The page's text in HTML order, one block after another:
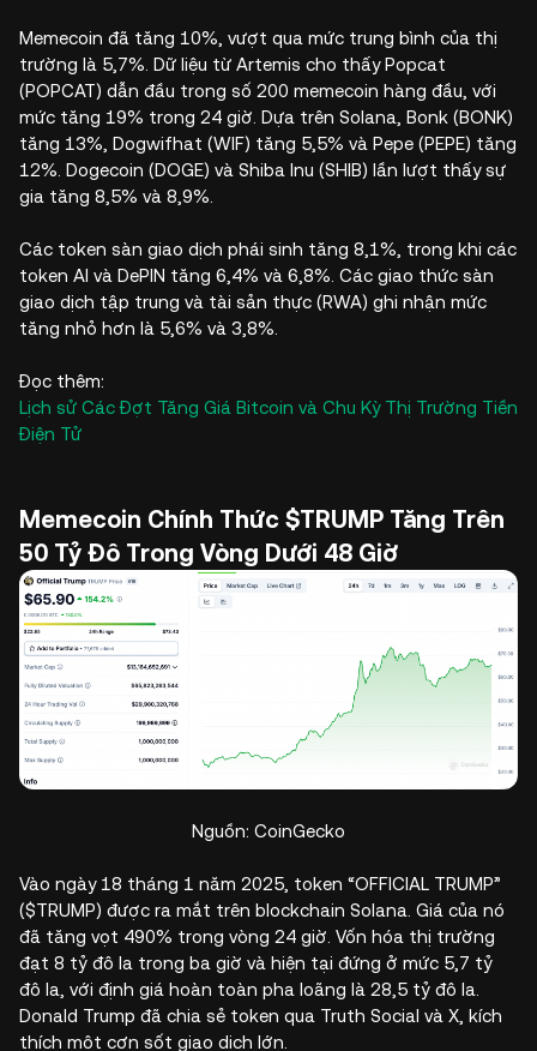
Memecoin đã tăng 10%, vượt qua mức trung bình của thị
trường là 5,7%. Dữ liệu từ Artemis cho thấy Popcat
(POPCAT) dẫn đầu trong số 200 memecoin hàng đầu, với
mức tăng 19% trong 24 giờ. Dựa trên Solana, Bonk (BONK)
tăng 13%, Dogwifhat (WIF) tăng 5,5% và Pepe (PEPE) tăng
12%. Dogecoin (DOGE) và Shiba Inu (SHIB) lần lượt thấy sự
gia tăng 8,5% và 8,9%.
Các token sàn giao dịch phái sinh tăng 8,1%, trong khi các
token AI và DePIN tăng 6,4% và 6,8%. Các giao thức sàn
giao dịch tập trung và tài sản thực (RWA) ghi nhận mức
tăng nhỏ hơn là 5,6% và 3,8%.
Đọc thêm:
Lịch sử Các Đợt Tăng Giá Bitcoin và Chu Kỳ Thị Trường Tiền
Điện Tử
Memecoin Chính Thức $TRUMP Tăng Trên
50 Tỷ Đô Trong Vòng Dưới 48 Giờ
Nguồn: CoinGecko
Vào ngày 18 tháng 1 năm 2025, token “OFFICIAL TRUMP”
($TRUMP) được ra mắt trên blockchain Solana. Giá của nó
đã tăng vọt 490% trong vòng 24 giờ. Vốn hóa thị trường
đạt 8 tỷ đô la trong ba giờ và hiện tại đứng ở mức 5,7 tỷ
đô la, với định giá hoàn toàn pha loãng là 28,5 tỷ đô la.
Donald Trump đã chia sẻ token qua Truth Social và X, kích
thích một cơn sốt giao dịch lớn.